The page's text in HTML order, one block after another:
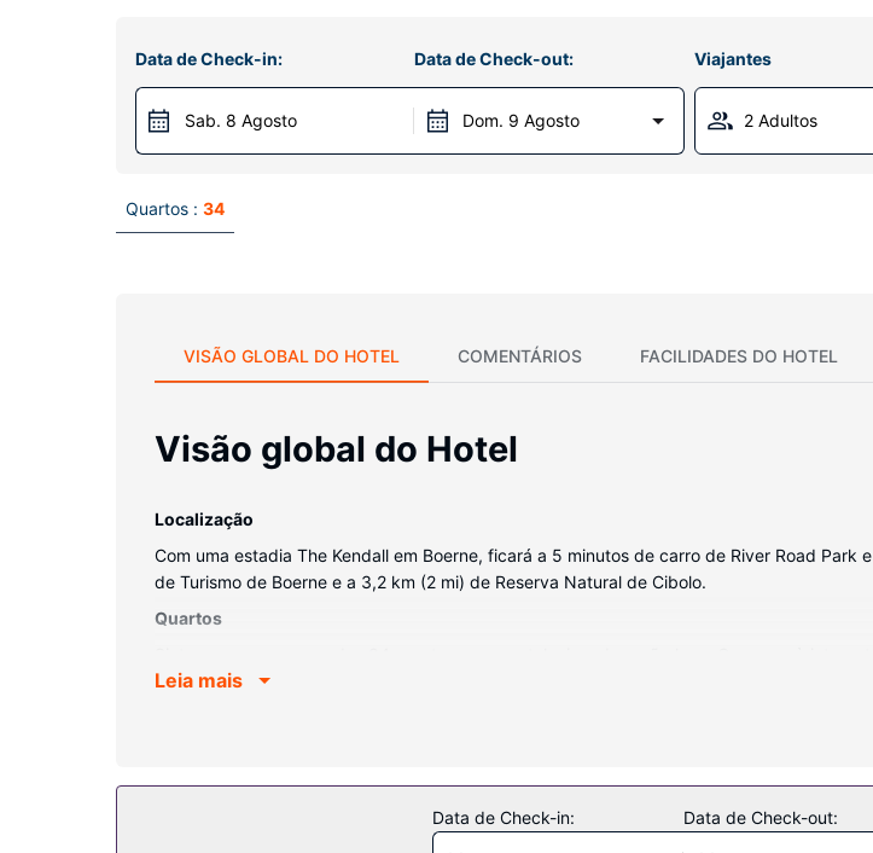
Data de Check-in:
Sab. 8 Agosto
Data de Check-out:
Dom. 9 Agosto
Viajantes
2 Adultos
Quartos : 34
VISÃO GLOBAL DO HOTEL COMENTÁRIOS FACILIDADES DO HOTEL
Visão global do Hotel
Localização
Com uma estadia The Kendall em Boerne, ficará a 5 minutos de carro de River Road
de Turismo de Boerne e a 3,2 km (2 mi) de Reserva Natural de Cibolo.
Quartos
uma seleção de canais por cabo. As casas de banho têm artigos de higiene exclusivos e
Wi-fi grátis, serviços de concierge e serviços para casamentos.
Leia mais
Data de Check-in: Data de Check-out: